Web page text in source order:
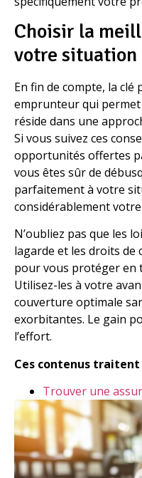
Choisir la
votre situation
En fin de compte, la
emprunteur qui permet
réside dans une
Si vous suivez ces
opportunités offertes
vous êtes sûr de
parfaitement à votre
considérablement
N’oubliez pas que les
lagarde et les droits de
pour vous protéger en
Utilisez-les à votre
couverture optimale
exorbitantes. Le gain
l’effort.
Ces contenus
Trouver une